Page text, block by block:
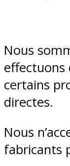
Nous
effectuons
certains
directes.
Nous
fabricants